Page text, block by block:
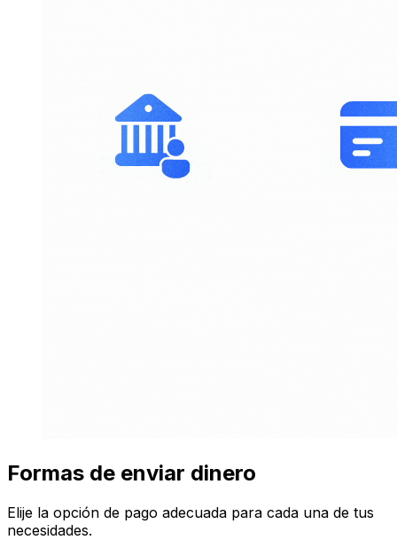
Formas de enviar dinero
Elije la opción de pago adecuada para cada una de tus
necesidades.